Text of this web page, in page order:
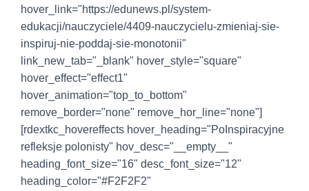
hover_link="https://edunews.pl/system-
edukacji/nauczyciele/4409-nauczycielu-zmieniaj-sie-
inspiruj-nie-poddaj-sie-monotonii"
link_new_tab="_blank" hover_style="square"
hover_effect="effect1"
hover_animation="top_to_bottom"
remove_border="none" remove_hor_line="none"]
[rdextkc_hovereffects hover_heading="PoInspiracyjne
refleksje polonisty" hov_desc="__empty__"
heading_font_size="16" desc_font_size="12"
heading_color="#F2F2F2"